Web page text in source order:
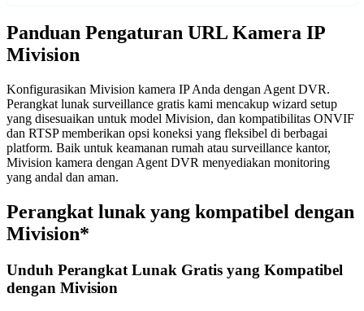
Panduan Pengaturan URL Kamera IP
Mivision
Konfigurasikan Mivision kamera IP Anda dengan Agent DVR.
Perangkat lunak surveillance gratis kami mencakup wizard setup
yang disesuaikan untuk model Mivision, dan kompatibilitas ONVIF
dan RTSP memberikan opsi koneksi yang fleksibel di berbagai
platform. Baik untuk keamanan rumah atau surveillance kantor,
Mivision kamera dengan Agent DVR menyediakan monitoring
yang andal dan aman.
Perangkat lunak yang kompatibel dengan
Mivision*
Unduh Perangkat Lunak Gratis yang Kompatibel
dengan Mivision